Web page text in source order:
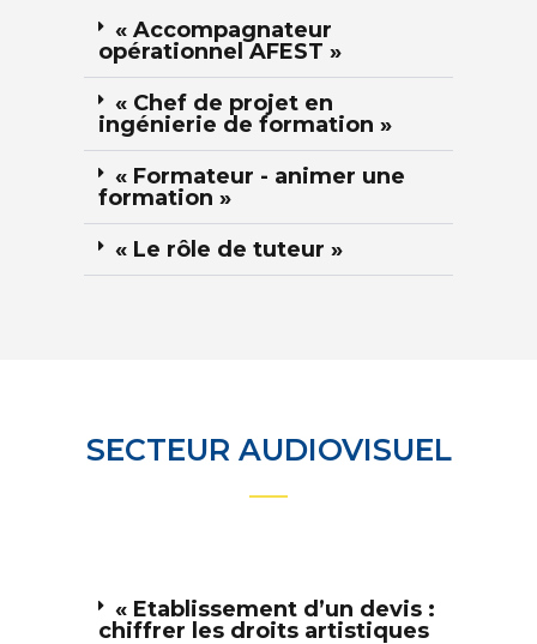
« Accompagnateur
opérationnel AFEST »
« Chef de projet en
ingénierie de formation »
« Formateur - animer une
formation »
« Le rôle de tuteur »
SECTEUR AUDIOVISUEL
« Etablissement d’un devis :
chiffrer les droits artistiques